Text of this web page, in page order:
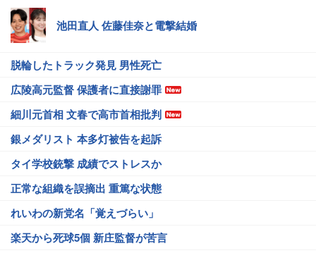
池田直人 佐藤佳奈と電撃結婚
脱輪したトラック発見 男性死亡
広陵高元監督 保護者に直接謝罪
細川元首相 文春で高市首相批判
銀メダリスト 本多灯被告を起訴
タイ学校銃撃 成績でストレスか
正常な組織を誤摘出 重篤な状態
れいわの新党名「覚えづらい」
楽天から死球5個 新庄監督が苦言